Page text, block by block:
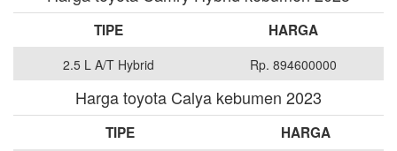
TIPE HARGA
2.5 L A/T Hybrid Rp. 894600000
Harga toyota Calya kebumen 2023
TIPE HARGA